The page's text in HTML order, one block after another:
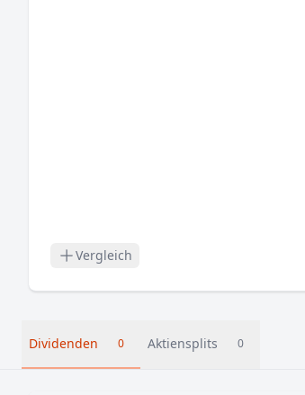
Vergleich
Dividenden 0 Aktiensplits 0